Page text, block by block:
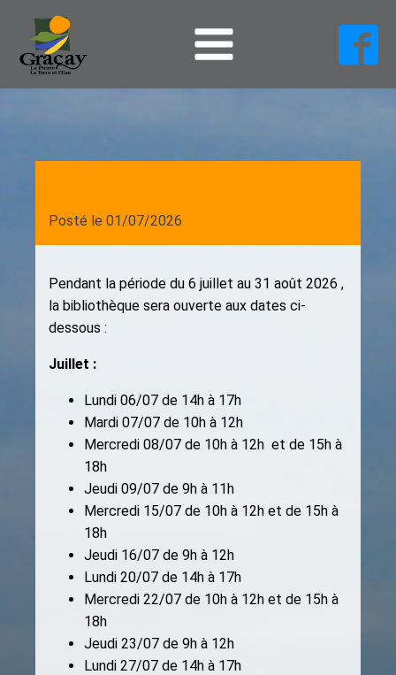
Posté le 01/07/2026
Pendant la période du 6 juillet au 31 août 2026 ,
la bibliothèque sera ouverte aux dates ci-
dessous :
Juillet :
Lundi 06/07 de 14h à 17h
Mardi 07/07 de 10h à 12h
Mercredi 08/07 de 10h à 12h et de 15h à
18h
Jeudi 09/07 de 9h à 11h
Mercredi 15/07 de 10h à 12h et de 15h à
18h
Jeudi 16/07 de 9h à 12h
Lundi 20/07 de 14h à 17h
Mercredi 22/07 de 10h à 12h et de 15h à
18h
Jeudi 23/07 de 9h à 12h
Lundi 27/07 de 14h à 17h